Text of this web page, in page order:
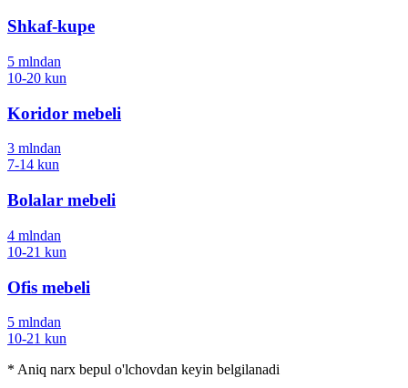
Shkaf-kupe
5 mlndan
10-20 kun
Koridor mebeli
3 mlndan
7-14 kun
Bolalar mebeli
4 mlndan
10-21 kun
Ofis mebeli
5 mlndan
10-21 kun
* Aniq narx bepul o'lchovdan keyin belgilanadi